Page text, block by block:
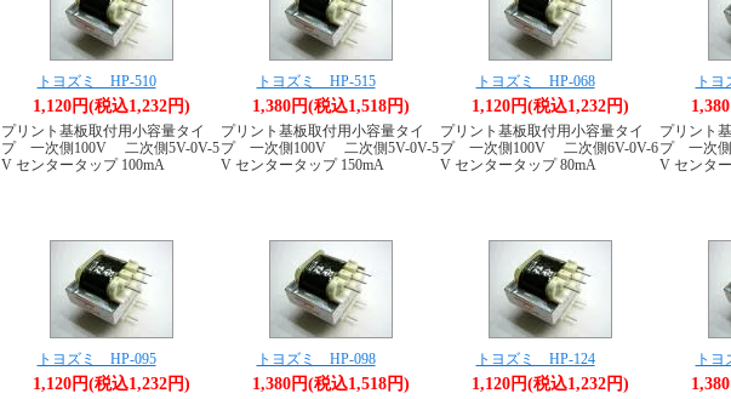
トヨズミ HP-510
1,120円(税込1,232円)
プリント基板取付用小容量タイ
プ 一次側100V 二次側5V-0V-5
V センタータップ 100mA
トヨズミ HP-515
1,380円(税込1,518円)
プリント基板取付用小容量タイ
プ 一次側100V 二次側5V-0V-5
V センタータップ 150mA
トヨズミ HP-068
1,120円(税込1,232円)
プリント基板取付用小容量タイ
プ 一次側100V 二次側6V-0V-6
V センタータップ 80mA
ト
プリント
プ 一次
V センタ
トヨズミ HP-095
1,120円(税込1,232円)
トヨズミ HP-098
1,380円(税込1,518円)
トヨズミ HP-124
1,120円(税込1,232円)
ト